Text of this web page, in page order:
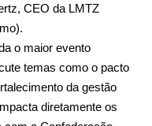
CEO da LMTZ
o maior evento
temas como o pacto
da gestão
diretamente os